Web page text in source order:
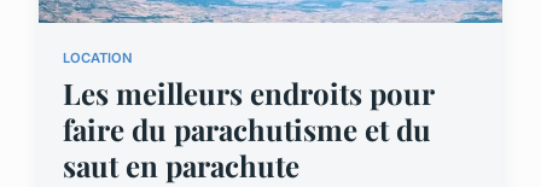
LOCATION
Les meilleurs endroits pour
faire du parachutisme et du
saut en parachute